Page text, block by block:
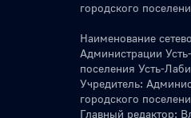
городского
Наименование
Администрации
поселения Усть-
Учредитель:
городского
Главный редактор: